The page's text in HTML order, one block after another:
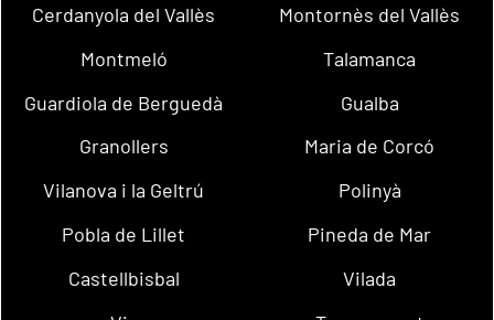
Cerdanyola del Vallès
Montornès del Vallès
Montmeló
Talamanca
Guardiola de Berguedà
Gualba
Granollers
Maria de Corcó
Vilanova i la Geltrú
Polinyà
Pobla de Lillet
Pineda de Mar
Castellbisbal
Vilada